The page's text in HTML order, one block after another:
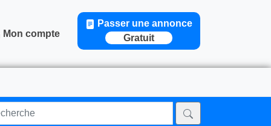
Mon compte
Passer une annonce
Gratuit